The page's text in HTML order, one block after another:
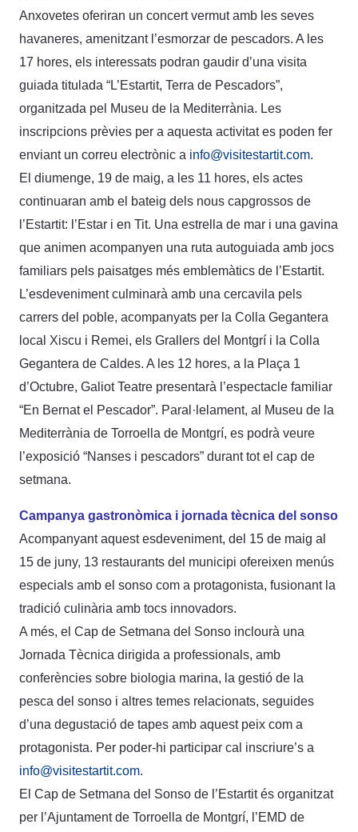
Anxovetes oferiran un concert vermut amb les seves
havaneres, amenitzant l’esmorzar de pescadors. A les
17 hores, els interessats podran gaudir d’una visita
guiada titulada “L’Estartit, Terra de Pescadors”,
organitzada pel Museu de la Mediterrània. Les
inscripcions prèvies per a aquesta activitat es poden fer
enviant un correu electrònic a info@visitestartit.com.
El diumenge, 19 de maig, a les 11 hores, els actes
continuaran amb el bateig dels nous capgrossos de
l’Estartit: l’Estar i en Tit. Una estrella de mar i una gavina
que animen acompanyen una ruta autoguiada amb jocs
familiars pels paisatges més emblemàtics de l’Estartit.
L’esdeveniment culminarà amb una cercavila pels
carrers del poble, acompanyats per la Colla Gegantera
local Xiscu i Remei, els Grallers del Montgrí i la Colla
Gegantera de Caldes. A les 12 hores, a la Plaça 1
d’Octubre, Galiot Teatre presentarà l’espectacle familiar
“En Bernat el Pescador”. Paral·lelament, al Museu de la
Mediterrània de Torroella de Montgrí, es podrà veure
l’exposició “Nanses i pescadors” durant tot el cap de
setmana.
Campanya gastronòmica i jornada tècnica del sonso
Acompanyant aquest esdeveniment, del 15 de maig al
15 de juny, 13 restaurants del municipi ofereixen menús
especials amb el sonso com a protagonista, fusionant la
tradició culinària amb tocs innovadors.
A més, el Cap de Setmana del Sonso inclourà una
Jornada Tècnica dirigida a professionals, amb
conferències sobre biologia marina, la gestió de la
pesca del sonso i altres temes relacionats, seguides
d’una degustació de tapes amb aquest peix com a
protagonista. Per poder-hi participar cal inscriure’s a
info@visitestartit.com.
El Cap de Setmana del Sonso de l’Estartit és organitzat
per l’Ajuntament de Torroella de Montgrí, l’EMD de